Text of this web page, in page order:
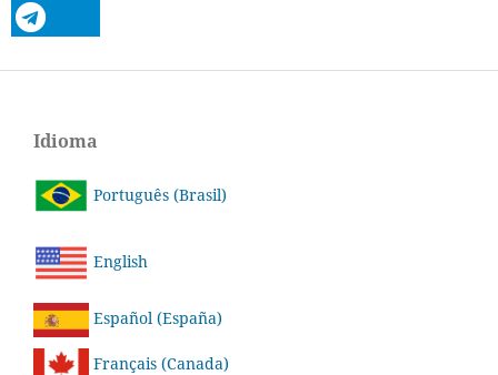
Idioma
Português (Brasil)
English
Español (España)
Français (Canada)